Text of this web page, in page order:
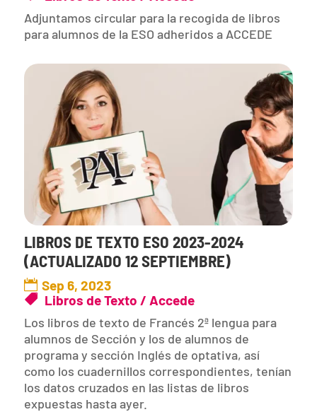
Adjuntamos circular para la recogida de libros
para alumnos de la ESO adheridos a ACCEDE
LIBROS DE TEXTO ESO 2023-2024
(ACTUALIZADO 12 SEPTIEMBRE)
Sep 6, 2023
Libros de Texto / Accede
Los libros de texto de Francés 2ª lengua para
alumnos de Sección y los de alumnos de
programa y sección Inglés de optativa, así
como los cuadernillos correspondientes, tenían
los datos cruzados en las listas de libros
expuestas hasta ayer.